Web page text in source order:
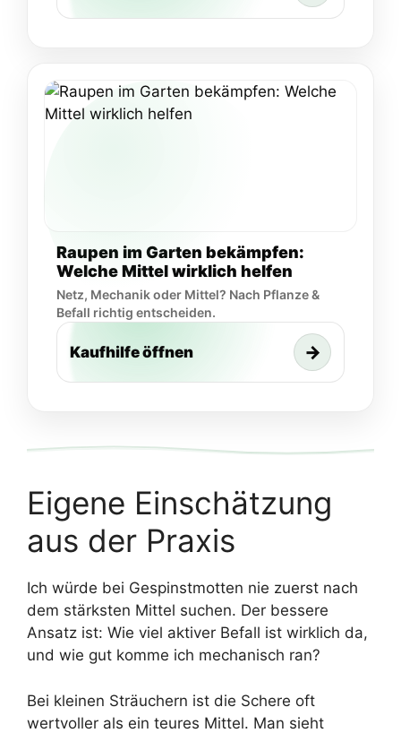
Raupen im Garten bekämpfen:
Welche Mittel wirklich helfen
Netz, Mechanik oder Mittel? Nach Pflanze &
Befall richtig entscheiden.
Kaufhilfe öffnen →
Eigene Einschätzung
aus der Praxis
Ich würde bei Gespinstmotten nie zuerst nach
dem stärksten Mittel suchen. Der bessere
Ansatz ist: Wie viel aktiver Befall ist wirklich da,
und wie gut komme ich mechanisch ran?
Bei kleinen Sträuchern ist die Schere oft
wertvoller als ein teures Mittel. Man sieht